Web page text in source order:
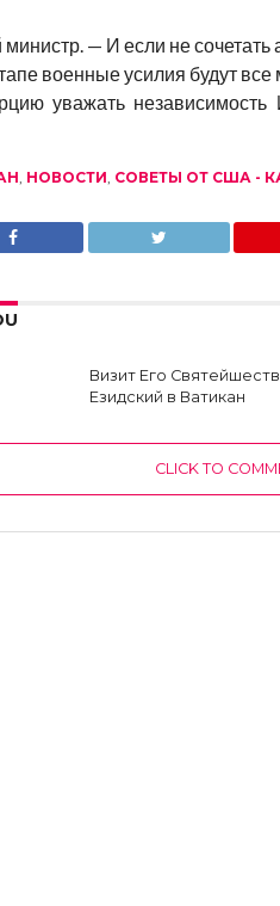
— И если не
военные усилия будут
уважать
, НОВОСТИ, СОВЕТЫ ОТ США -
Визит Его
Езидский в Ватикан
CLICK TO